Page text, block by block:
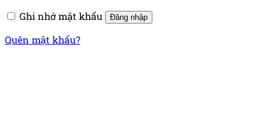
Ghi nhớ mật khẩu
Đăng nhập
Quên mật khẩu?